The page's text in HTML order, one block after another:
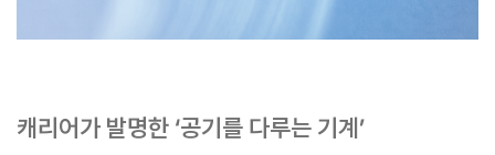
캐리어가 발명한 ‘공기를 다루는 기계’